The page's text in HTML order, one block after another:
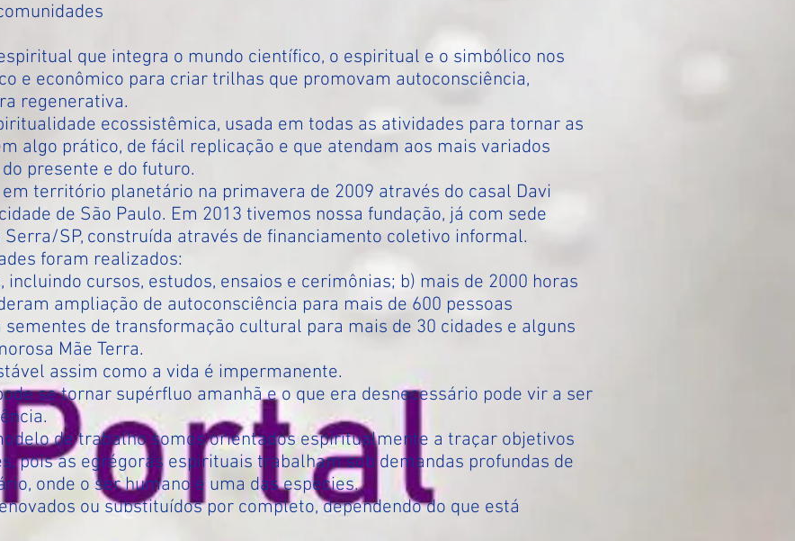
que integra o mundo científico, o espiritual e o simbólico nos
e econômico para criar trilhas que promovam autoconsciência,
regenerativa.
ecossistêmica, usada em todas as atividades para tornar as
algo prático, de fácil replicação e que atendam aos mais variados
presente e do futuro.
território planetário na primavera de 2009 através do casal Davi
de São Paulo. Em 2013 tivemos nossa fundação, já com sede
SP, construída através de financiamento coletivo informal.
foram realizados:
incluindo cursos, estudos, ensaios e cerimônias; b) mais de 2000 horas
ampliação de autoconsciência para mais de 600 pessoas
de transformação cultural para mais de 30 cidades e alguns
Mãe Terra.
assim como a vida é impermanente.
se tornar supérfluo amanhã e o que era desnecessário pode vir a ser
de trabalho somos orientados espiritualmente a traçar objetivos
pois as egrégoras espirituais trabalham sob demandas profundas de
onde o ser humano é uma das espécies.
ou substituídos por completo, dependendo do que está